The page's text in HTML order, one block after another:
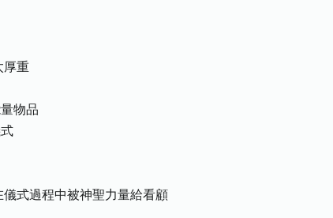
厚重
物品
式過程中被神聖力量給看顧